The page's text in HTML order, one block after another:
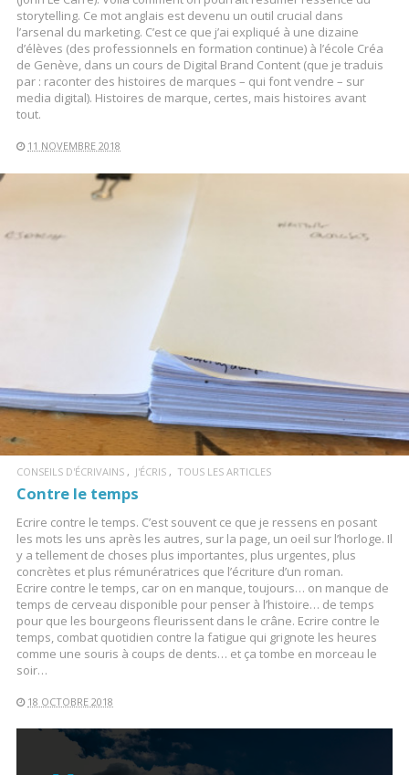
storytelling. Ce mot anglais est devenu un outil crucial dans
l’arsenal du marketing. C’est ce que j’ai expliqué à une dizaine
d’élèves (des professionnels en formation continue) à l’école Créa
de Genève, dans un cours de Digital Brand Content (que je traduis
par : raconter des histoires de marques – qui font vendre – sur
media digital). Histoires de marque, certes, mais histoires avant
tout.
11 NOVEMBRE 2018
LIRE LA SUITE
CONSEILS D'ÉCRIVAINS J'ÉCRIS TOUS LES ARTICLES
Contre le temps
Ecrire contre le temps. C’est souvent ce que je ressens en posant
les mots les uns après les autres, sur la page, un oeil sur l’horloge. Il
y a tellement de choses plus importantes, plus urgentes, plus
concrètes et plus rémunératrices que l’écriture d’un roman.
Ecrire contre le temps, car on en manque, toujours… on manque de
temps de cerveau disponible pour penser à l’histoire… de temps
pour que les bourgeons fleurissent dans le crâne. Ecrire contre le
temps, combat quotidien contre la fatigue qui grignote les heures
comme une souris à coups de dents… et ça tombe en morceau le
soir…
18 OCTOBRE 2018